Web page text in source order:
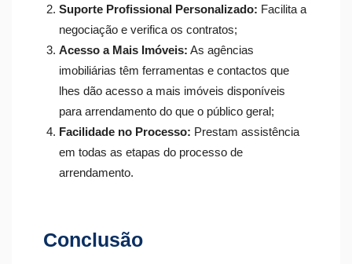
Suporte Profissional Personalizado: Facilita a
negociação e verifica os contratos;
Acesso a Mais Imóveis: As agências
imobiliárias têm ferramentas e contactos que
lhes dão acesso a mais imóveis disponíveis
para arrendamento do que o público geral;
Facilidade no Processo: Prestam assistência
em todas as etapas do processo de
arrendamento.
Conclusão